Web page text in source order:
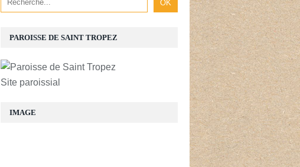
PAROISSE DE SAINT TROPEZ
Site paroissial
IMAGE